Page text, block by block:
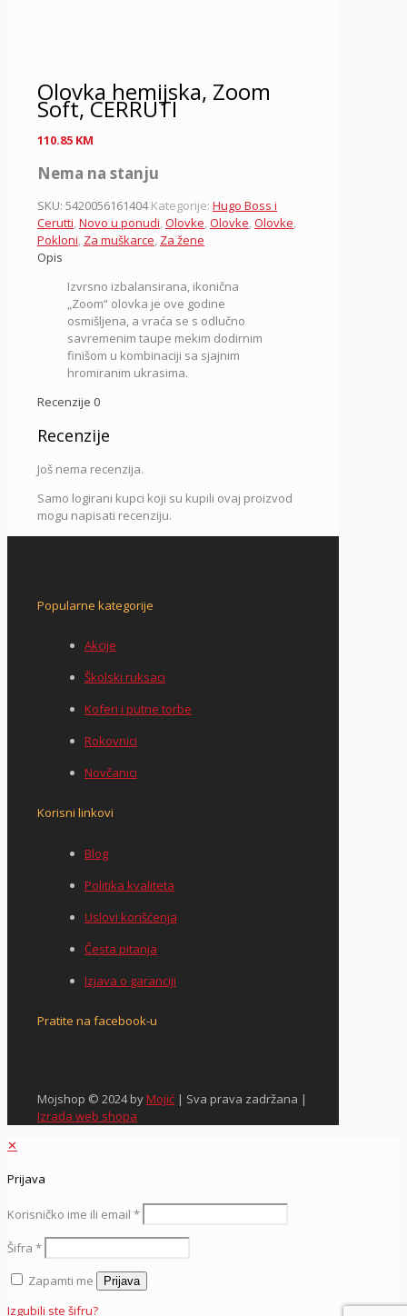
Olovka hemijska, Zoom
Soft, CERRUTI
110.85 KM
Nema na stanju
SKU: 5420056161404 Kategorije: Hugo Boss i
Cerutti,Novo u ponudi,Olovke,Olovke,Olovke,
Pokloni, Za muškarce, Za žene
Opis
Izvrsno izbalansirana, ikonična
„Zoom“ olovka je ove godine
osmišljena, a vraća se s odlučno
savremenim taupe mekim dodirnim
finišom u kombinaciji sa sjajnim
hromiranim ukrasima.
Recenzije 0
Recenzije
Još nema recenzija.
Samo logirani kupci koji su kupili ovaj proizvod
mogu napisati recenziju.
Popularne kategorije
Akcije
Školski ruksaci
Koferi i putne torbe
Rokovnici
Novčanici
Korisni linkovi
Blog
Politika kvaliteta
Uslovi korišćenja
Česta pitanja
Izjava o garanciji
Pratite na facebook-u
Mojshop © 2024 byMojić | Sva prava zadržana |
Izrada web shopa
✕
Prijava
Korisničko ime ili email *
Šifra *
Zapamti me
Prijava
Izgubili ste šifru?